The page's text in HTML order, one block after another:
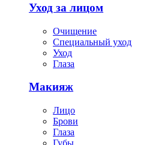
Уход за лицом
Очищение
Специальный уход
Уход
Глаза
Макияж
Лицо
Брови
Глаза
Губы